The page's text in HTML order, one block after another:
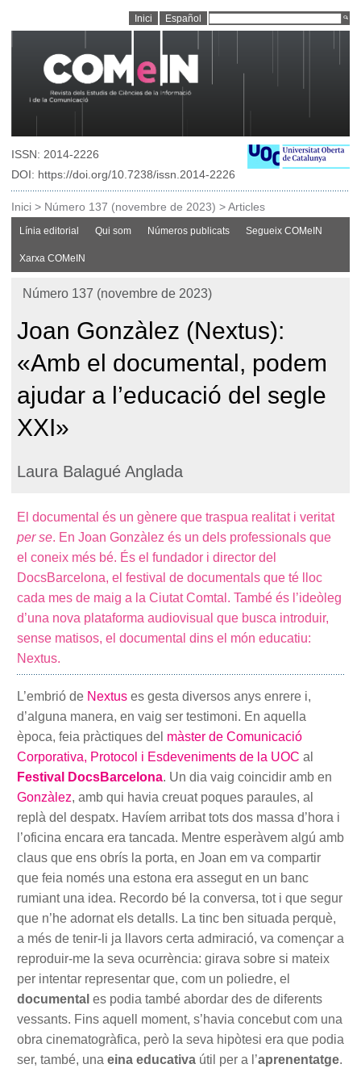
Inici Español
ISSN: 2014-2226
DOI: https://doi.org/10.7238/issn.2014-2226
Inici > Número 137 (novembre de 2023) >Articles
Línia editorial Qui som Números publicats Segueix COMeIN
Xarxa COMeIN
Número 137 (novembre de 2023)
Joan Gonzàlez (Nextus):
«Amb el documental, podem
ajudar a l’educació del segle
XXI»
Laura Balagué Anglada
El documental és un gènere que traspua realitat i veritat
per se. En Joan Gonzàlez és un dels professionals que
el coneix més bé. És el fundador i director del
DocsBarcelona, el festival de documentals que té lloc
cada mes de maig a la Ciutat Comtal. També és l’ideòleg
d’una nova plataforma audiovisual que busca introduir,
sense matisos, el documental dins el món educatiu:
Nextus.
L’embrió de Nextus es gesta diversos anys enrere i,
d’alguna manera, en vaig ser testimoni. En aquella
època, feia pràctiques del màster de Comunicació
Corporativa, Protocol i Esdeveniments de la UOC al
Festival DocsBarcelona. Un dia vaig coincidir amb en
Gonzàlez, amb qui havia creuat poques paraules, al
replà del despatx. Havíem arribat tots dos massa d’hora i
l’oficina encara era tancada. Mentre esperàvem algú amb
claus que ens obrís la porta, en Joan em va compartir
que feia només una estona era assegut en un banc
rumiant una idea. Recordo bé la conversa, tot i que segur
que n’he adornat els detalls. La tinc ben situada perquè,
a més de tenir-li ja llavors certa admiració, va començar a
reproduir-me la seva ocurrència: girava sobre si mateix
per intentar representar que, com un poliedre, el
documental es podia també abordar des de diferents
vessants. Fins aquell moment, s’havia concebut com una
obra cinematogràfica, però la seva hipòtesi era que podia
ser, també, una eina educativa útil per a l’aprenentatge.